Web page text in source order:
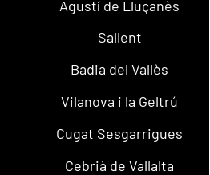
Agustí de Lluçanès
Sallent
Badia del Vallès
Vilanova i la Geltrú
Cugat Sesgarrigues
Cebrià de Vallalta